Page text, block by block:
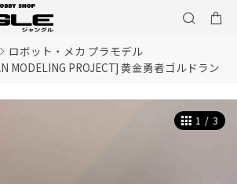
ロボット・メカ プラモデル
MODELING PROJECT] 黄金勇者ゴルドラン
1 / 3